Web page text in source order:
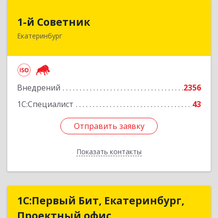
1-й Советник
Екатеринбург
Внедрений
2356
1С:Специалист
43
Отправить заявку
Показать контакты
620144, Свердловская обл, Екатеринбург г, 8
Отправить заявку
Назад
1С:Первый Бит, Екатеринбург,
1С:Первый Бит, Екатеринбург,